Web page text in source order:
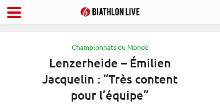
Championnats du Monde
Lenzerheide – Émilien
Jacquelin : “Très content
pour l’équipe”